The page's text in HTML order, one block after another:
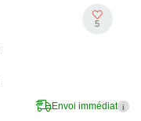
5
Envoi immédiat i